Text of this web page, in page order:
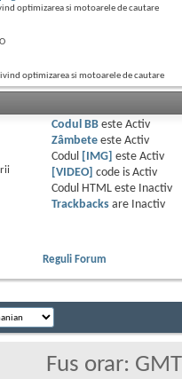
optimizarea si motoarele de cautare
optimizarea si motoarele de cautare
Codul BBeste Activ
Zâmbeteeste Activ
Codul
[IMG] este Activ
[VIDEO]
code is Activ
Codul HTML este
Inactiv
Trackbacksare
Inactiv
Reguli Forum
Fus orar: